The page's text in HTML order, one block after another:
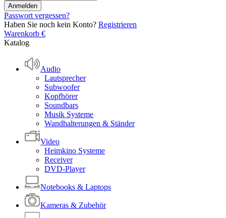
Passwort vergessen?
Haben Sie noch kein Konto? Registrieren
Warenkorb €
Katalog
Audio
Lautsprecher
Subwoofer
Kopfhörer
Soundbars
Musik Systeme
Wandhalterungen & Ständer
Video
Heimkino Systeme
Receiver
DVD-Player
Notebooks & Laptops
Kameras & Zubehör